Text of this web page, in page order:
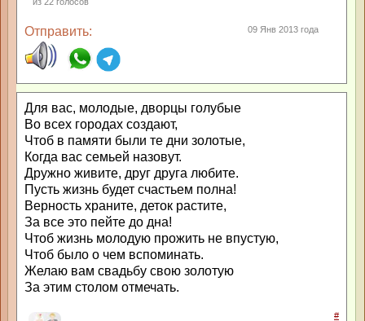
Отправить: 09 Янв 2013 года
Для вас, молодые, дворцы голубые
Во всех городах создают,
Чтоб в памяти были те дни золотые,
Когда вас семьей назовут.
Дружно живите, друг друга любите.
Пусть жизнь будет счастьем полна!
Верность храните, деток растите,
За все это пейте до дна!
Чтоб жизнь молодую прожить не впустую,
Чтоб было о чем вспоминать.
Желаю вам свадьбу свою золотую
За этим столом отмечать.
#